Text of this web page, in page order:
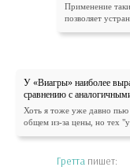
Применение
позволяет
У «Виагры» наиболее
сравнению с
Хоть я тоже уже давно пью
общем из-за цены, но тех
Гретта пишет: